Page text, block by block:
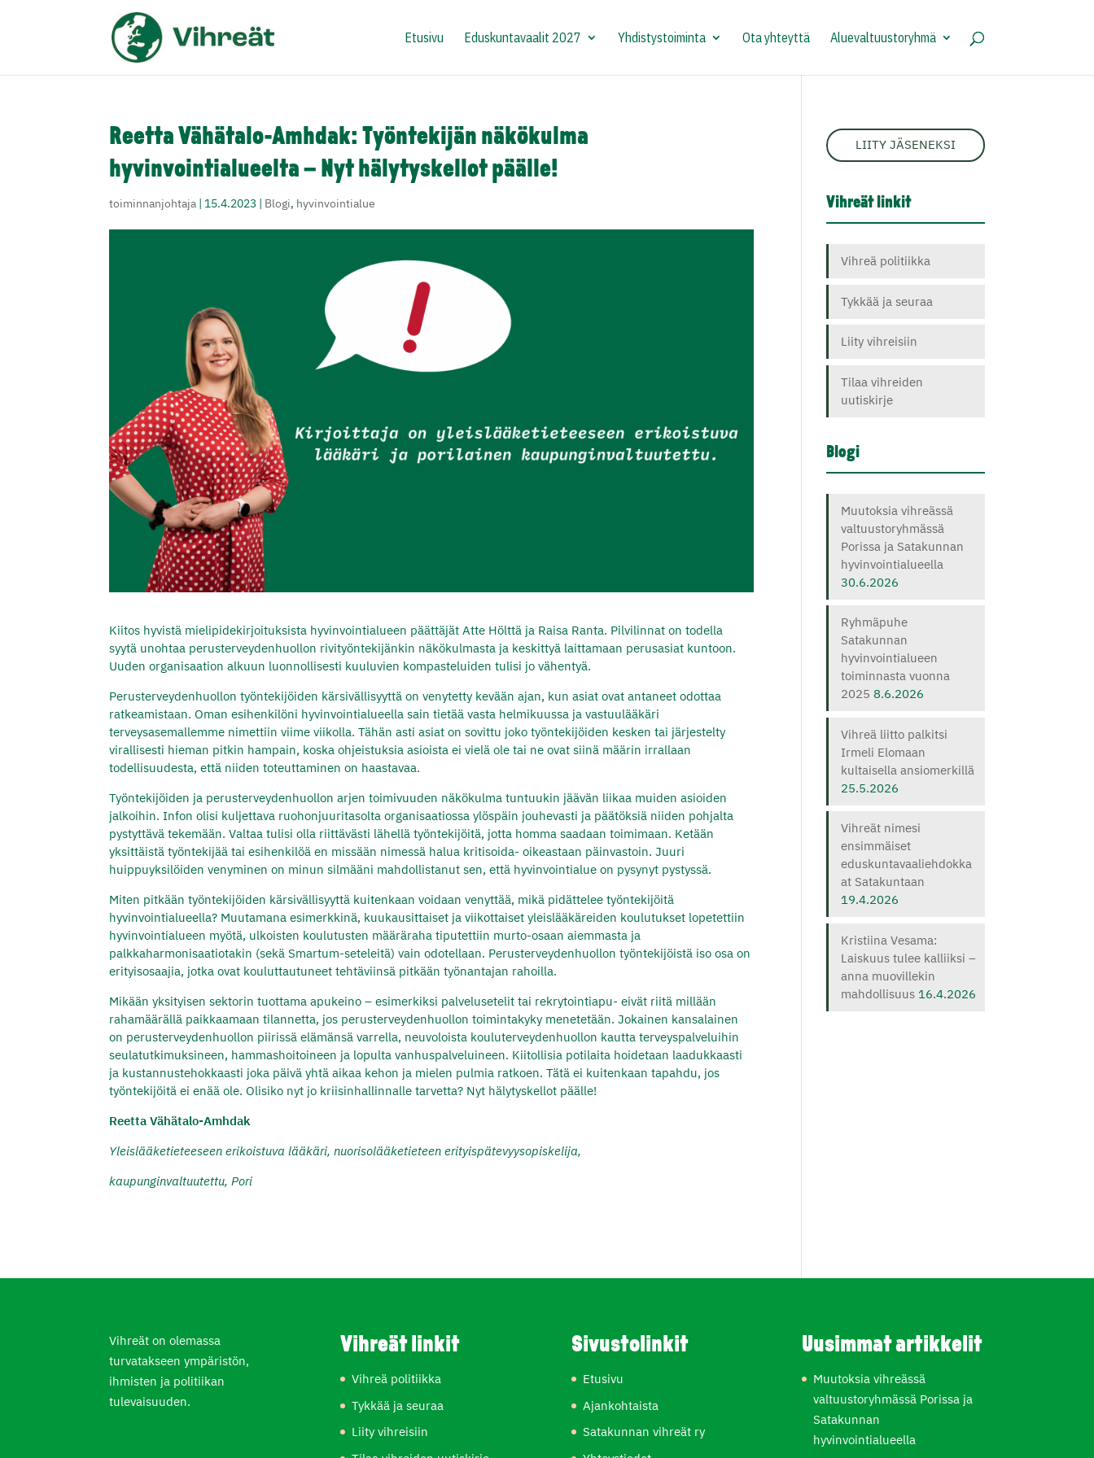
Etusivu Eduskuntavaalit 2027 Yhdistystoiminta Ota yhteyttä Aluevaltuustoryhmä
Reetta Vähätalo-Amhdak: Työntekijän näkökulma
hyvinvointialueelta – Nyt hälytyskellot päälle!
toiminnanjohtaja | 15.4.2023 | Blogi, hyvinvointialue
Kiitos hyvistä mielipidekirjoituksista hyvinvointialueen päättäjät Atte Hölttä ja Raisa Ranta. Pilvilinnat on todella
syytä unohtaa perusterveydenhuollon rivityöntekijänkin näkökulmasta ja keskittyä laittamaan perusasiat kuntoon.
Uuden organisaation alkuun luonnollisesti kuuluvien kompasteluiden tulisi jo vähentyä.
Perusterveydenhuollon työntekijöiden kärsivällisyyttä on venytetty kevään ajan, kun asiat ovat antaneet odottaa
ratkeamistaan. Oman esihenkilöni hyvinvointialueella sain tietää vasta helmikuussa ja vastuulääkäri
terveysasemallemme nimettiin viime viikolla. Tähän asti asiat on sovittu joko työntekijöiden kesken tai järjestelty
virallisesti hieman pitkin hampain, koska ohjeistuksia asioista ei vielä ole tai ne ovat siinä määrin irrallaan
todellisuudesta, että niiden toteuttaminen on haastavaa.
Työntekijöiden ja perusterveydenhuollon arjen toimivuuden näkökulma tuntuukin jäävän liikaa muiden asioiden
jalkoihin. Infon olisi kuljettava ruohonjuuritasolta organisaatiossa ylöspäin jouhevasti ja päätöksiä niiden pohjalta
pystyttävä tekemään. Valtaa tulisi olla riittävästi lähellä työntekijöitä, jotta homma saadaan toimimaan. Ketään
yksittäistä työntekijää tai esihenkilöä en missään nimessä halua kritisoida- oikeastaan päinvastoin. Juuri
huippuyksilöiden venyminen on minun silmääni mahdollistanut sen, että hyvinvointialue on pysynyt pystyssä.
Miten pitkään työntekijöiden kärsivällisyyttä kuitenkaan voidaan venyttää, mikä pidättelee työntekijöitä
hyvinvointialueella? Muutamana esimerkkinä, kuukausittaiset ja viikottaiset yleislääkäreiden koulutukset lopetettiin
hyvinvointialueen myötä, ulkoisten koulutusten määräraha tiputettiin murto-osaan aiemmasta ja
palkkaharmonisaatiotakin (sekä Smartum-seteleitä) vain odotellaan. Perusterveydenhuollon työntekijöistä iso osa on
erityisosaajia, jotka ovat kouluttautuneet tehtäviinsä pitkään työnantajan rahoilla.
Mikään yksityisen sektorin tuottama apukeino – esimerkiksi palvelusetelit tai rekrytointiapu- eivät riitä millään
rahamäärällä paikkaamaan tilannetta, jos perusterveydenhuollon toimintakyky menetetään. Jokainen kansalainen
on perusterveydenhuollon piirissä elämänsä varrella, neuvoloista kouluterveydenhuollon kautta terveyspalveluihin
seulatutkimuksineen, hammashoitoineen ja lopulta vanhuspalveluineen. Kiitollisia potilaita hoidetaan laadukkaasti
ja kustannustehokkaasti joka päivä yhtä aikaa kehon ja mielen pulmia ratkoen. Tätä ei kuitenkaan tapahdu, jos
työntekijöitä ei enää ole. Olisiko nyt jo kriisinhallinnalle tarvetta? Nyt hälytyskellot päälle!
Reetta Vähätalo-Amhdak
Yleislääketieteeseen erikoistuva lääkäri, nuorisolääketieteen erityispätevyysopiskelija,
kaupunginvaltuutettu, Pori
LIITY JÄSENEKSI
Vihreät linkit
Vihreä politiikka
Tykkää ja seuraa
Liity vihreisiin
Tilaa vihreiden
uutiskirje
Blogi
Muutoksia vihreässä
valtuustoryhmässä
Porissa ja Satakunnan
hyvinvointialueella
30.6.2026
Ryhmäpuhe
Satakunnan
hyvinvointialueen
toiminnasta vuonna
2025 8.6.2026
Vihreä liitto palkitsi
Irmeli Elomaan
kultaisella ansiomerkillä
25.5.2026
Vihreät nimesi
ensimmäiset
eduskuntavaaliehdokka
at Satakuntaan
19.4.2026
Kristiina Vesama:
Laiskuus tulee kalliiksi –
anna muovillekin
mahdollisuus 16.4.2026
Vihreät on olemassa
turvatakseen ympäristön,
ihmisten ja politiikan
tulevaisuuden.
Vihreät linkit
Vihreä politiikka
Tykkää ja seuraa
Liity vihreisiin
Sivustolinkit
Etusivu
Ajankohtaista
Satakunnan vihreät ry
Uusimmat artikkelit
Muutoksia vihreässä
valtuustoryhmässä Porissa ja
Satakunnan
hyvinvointialueella